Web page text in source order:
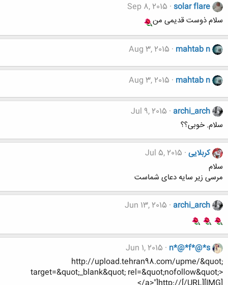
solar flare
Sep 8, 2015
سلام ذوست قدیمی من
mahtab n
Aug 3, 2015
mahtab n
Aug 3, 2015
archi_arch
Jul 9, 2015
سلام. خوبی؟؟
کربلایی Jul 5, 2015
سلام
مرسی زیر سایه دعای شماست
archi_arch
Jun 13, 2015
n*@*f*@*s
Jun 1, 2015
http://upload.tehran98.com/upme/&quot;
target=&quot;_blank&quot; rel=&quot;nofollow&quot;>